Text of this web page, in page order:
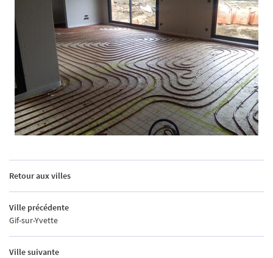
Retour aux villes
Ville précédente
Gif-sur-Yvette
Ville suivante